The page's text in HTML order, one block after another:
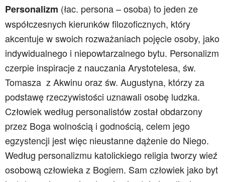
Personalizm (łac. persona – osoba) to jeden ze
współczesnych kierunków filozoficznych, który
akcentuje w swoich rozważaniach pojęcie osoby, jako
indywidualnego i niepowtarzalnego bytu. Personalizm
czerpie inspiracje z nauczania Arystotelesa, św.
Tomasza z Akwinu oraz św. Augustyna, którzy za
podstawę rzeczywistości uznawali osobę ludzka.
Człowiek według personalistów został obdarzony
przez Boga wolnością i godnością, celem jego
egzystencji jest więc nieustanne dążenie do Niego.
Według personalizmu katolickiego religia tworzy wieź
osobową człowieka z Bogiem. Sam człowiek jako byt